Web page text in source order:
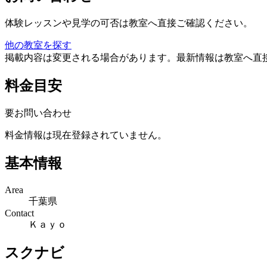
体験レッスンや見学の可否は教室へ直接ご確認ください。
他の教室を探す
掲載内容は変更される場合があります。最新情報は教室へ直
料金目安
要お問い合わせ
料金情報は現在登録されていません。
基本情報
Area
千葉県
Contact
Ｋａｙｏ
スクナビ